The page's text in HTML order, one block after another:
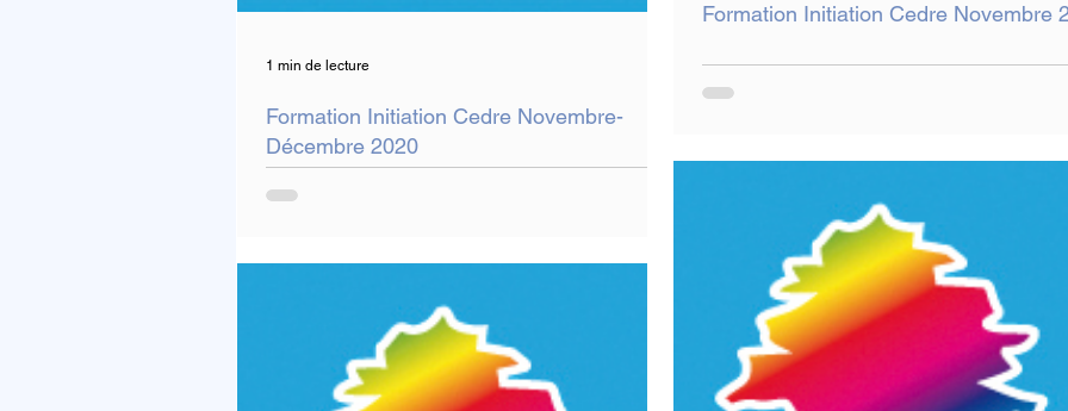
Formation Initiation Cedre Novembre-
Décembre 2020
1 min de lecture
Formation Initiation Cedre Novembre